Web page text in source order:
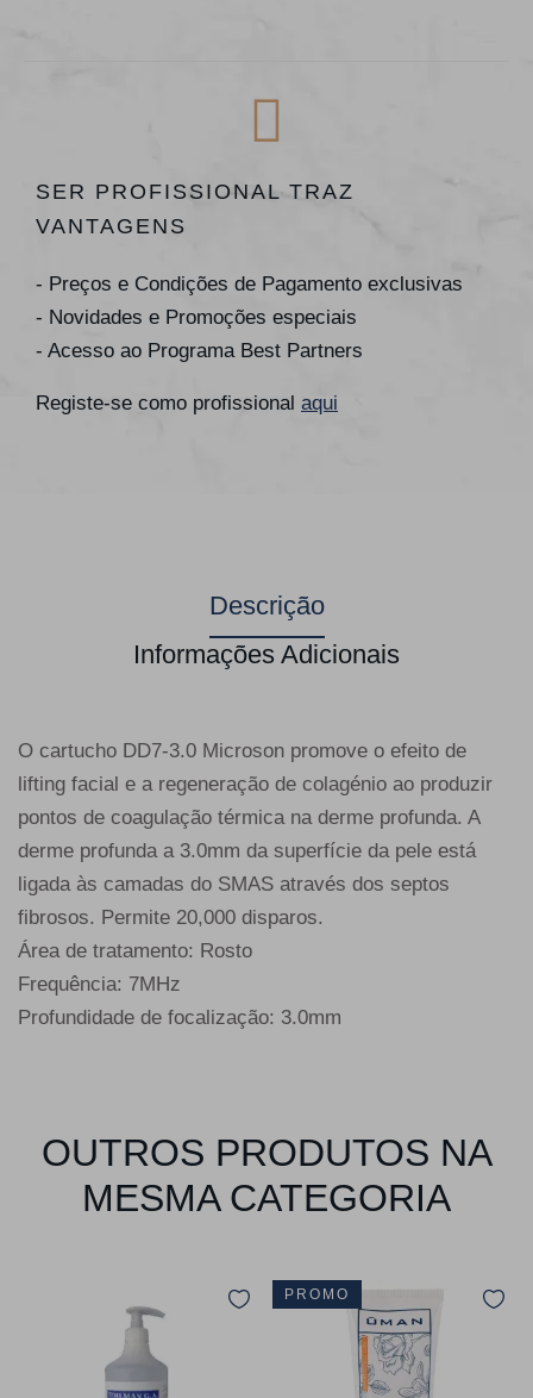
SER PROFISSIONAL TRAZ
VANTAGENS
- Preços e Condições de Pagamento exclusivas
- Novidades e Promoções especiais
- Acesso ao Programa Best Partners
Registe-se como profissional aqui
Descrição
Informações Adicionais
O cartucho DD7-3.0 Microson promove o efeito de
lifting facial e a regeneração de colagénio ao produzir
pontos de coagulação térmica na derme profunda. A
derme profunda a 3.0mm da superfície da pele está
ligada às camadas do SMAS através dos septos
fibrosos. Permite 20,000 disparos.
Área de tratamento: Rosto
Frequência: 7MHz
Profundidade de focalização: 3.0mm
OUTROS PRODUTOS NA
MESMA CATEGORIA
PROMO